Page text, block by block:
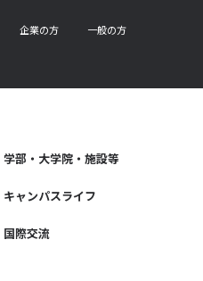
企業の方
一般の方
学部・大学院・施設等
キャンパスライフ
国際交流